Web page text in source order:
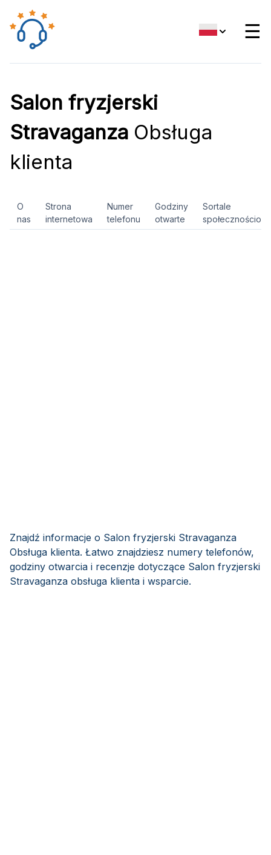
☰
Salon fryzjerski
Stravaganza Obsługa
klienta
O
nas
Strona
internetowa
Numer
telefonu
Godziny
otwarte
Sortale
Znajdź informacje o Salon fryzjerski Stravaganza
Obsługa klienta. Łatwo znajdziesz numery telefonów,
godziny otwarcia i recenzje dotyczące Salon fryzjerski
Stravaganza obsługa klienta i wsparcie.